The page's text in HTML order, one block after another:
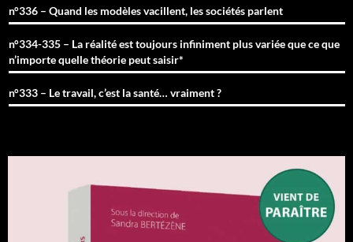
n°336 – Quand les modèles vacillent, les sociétés parlent
n°334-335 – La réalité est toujours infiniment plus variée que ce que
n’importe quelle théorie peut saisir*
n°333 – Le travail, c’est la santé… vraiment ?